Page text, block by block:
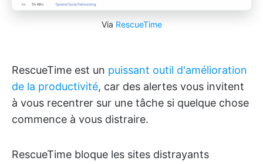
Via RescueTime
RescueTime est un puissant outil d'amélioration
de la productivité, car des alertes vous invitent
à vous recentrer sur une tâche si quelque chose
commence à vous distraire.
RescueTime bloque les sites distrayants